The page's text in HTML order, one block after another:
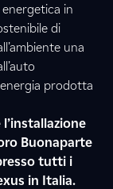
in
di
una
prodotta
l’installazione
Buonaparte
tutti i
in Italia.